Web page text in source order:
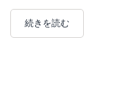
続きを読む